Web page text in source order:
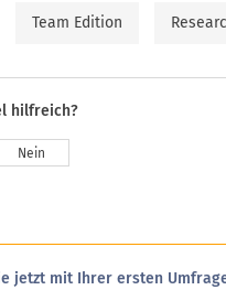
Team Edition
hilfreich?
Nein
jetzt mit Ihrer ersten